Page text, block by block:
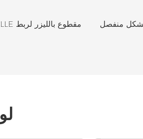
بشكل منفصل